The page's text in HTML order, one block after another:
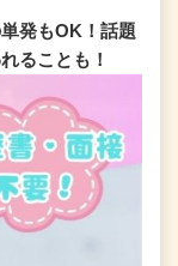
発もOK！話題
ることも！